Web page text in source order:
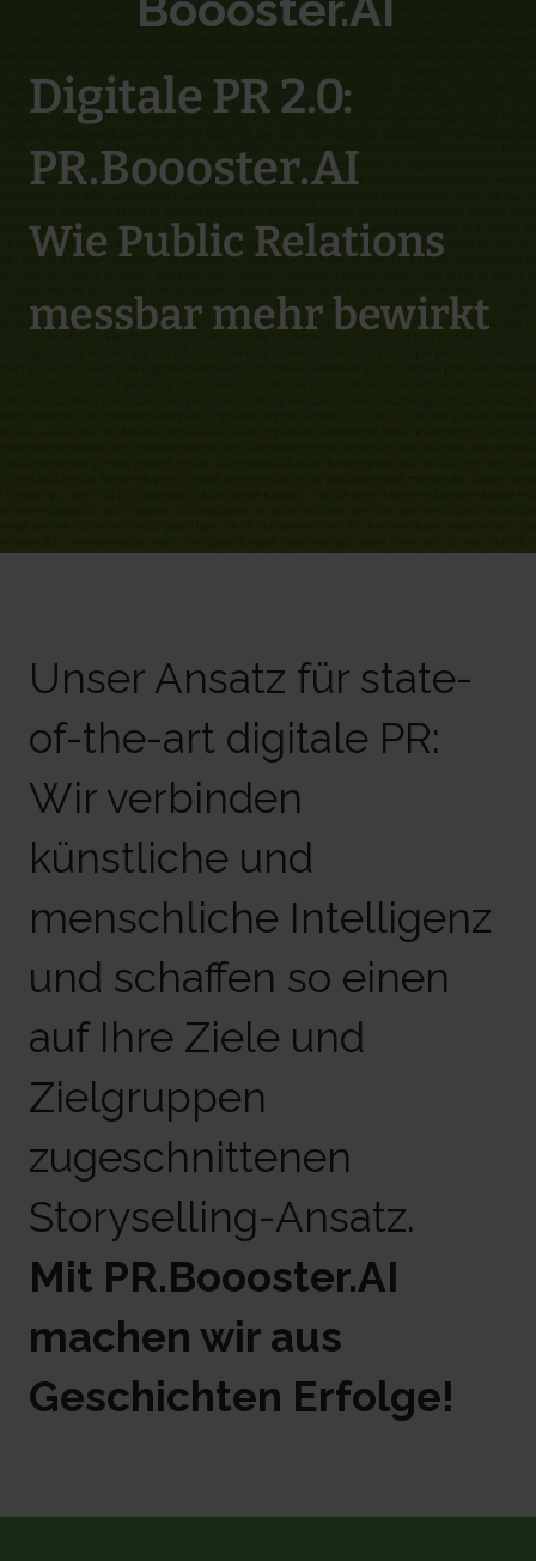
Digitale PR 2.0:
PR.Boooster.AI
Wie Public Relations
messbar mehr bewirkt
Unser Ansatz für state-
of-the-art digitale PR:
Wir verbinden
künstliche und
menschliche Intelligenz
und schaffen so einen
auf Ihre Ziele und
Zielgruppen
zugeschnittenen
Storyselling-Ansatz.
Mit PR.Boooster.AI
machen wir aus
Geschichten Erfolge!